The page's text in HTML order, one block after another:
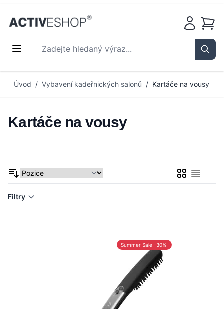
Zadejte hledaný výraz...
Košík
Úvod / Vybavení kadeřnických salonů / Kartáče na vousy
Kartáče na vousy
MřížkaSeznam
Filtry
Summer Sale -30%